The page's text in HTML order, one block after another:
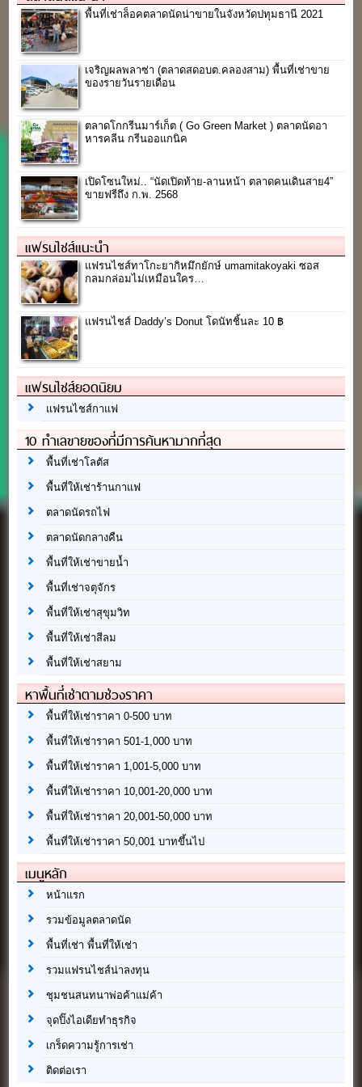
พื้นที่เช่าล็อคตลาดนัดน่าขายในจังหวัดปทุมธานี 2021
เจริญผลพลาซ่า (ตลาดสดอบต.คลองสาม) พื้นที่เช่าขาย
ของรายวันรายเดือน
ตลาดโกกรีนมาร์เก็ต ( Go Green Market ) ตลาดนัดอา
หารคลีน กรีนออแกนิค
เปิดโซนใหม่.. “นัดเปิดท้าย-ลานหน้า ตลาดคนเดินสาย4”
ขายฟรีถึง ก.พ. 2568
แฟรนไชส์แนะนำ
แฟรนไชส์ทาโกะยากิหมึกยักษ์ umamitakoyaki ซอส
กลมกล่อมไม่เหมือนใคร…
แฟรนไชส์ Daddy’s Donut โดนัทชิ้นละ 10 ฿
แฟรนไชส์ยอดนิยม
แฟรนไชส์กาแฟ
10 ทำเลขายของที่มีการค้นหามากที่สุด
พื้นที่เช่าโลตัส
พื้นที่ให้เช่าร้านกาแฟ
ตลาดนัดรถไฟ
ตลาดนัดกลางคืน
พื้นที่ให้เช่าขายน้ำ
พื้นที่เช่าจตุจักร
พื้นที่ให้เช่าสุขุมวิท
พื้นที่ให้เช่าสีลม
พื้นที่ให้เช่าสยาม
หาพื้นที่เช่าตามช่วงราคา
พื้นที่ให้เช่าราคา 0-500 บาท
พื้นที่ให้เช่าราคา 501-1,000 บาท
พื้นที่ให้เช่าราคา 1,001-5,000 บาท
พื้นที่ให้เช่าราคา 10,001-20,000 บาท
พื้นที่ให้เช่าราคา 20,001-50,000 บาท
พื้นที่ให้เช่าราคา 50,001 บาทขึ้นไป
เมนูหลัก
หน้าแรก
รวมข้อมูลตลาดนัด
พื้นที่เช่า พื้นที่ให้เช่า
รวมแฟรนไชส์น่าลงทุน
ชุมชนสนทนาพ่อค้าแม่ค้า
จุดปิ๊งไอเดียทำธุรกิจ
เกร็ดความรู้การเช่า
ติดต่อเรา